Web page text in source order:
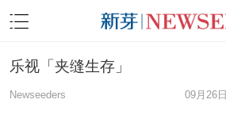
乐视「夹缝生存」
Newseeders 09月26日